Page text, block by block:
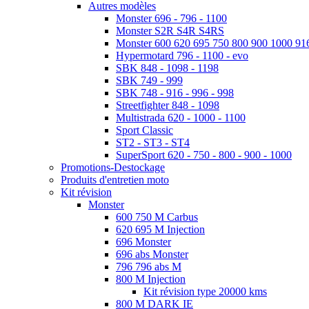
Autres modèles
Monster 696 - 796 - 1100
Monster S2R S4R S4RS
Monster 600 620 695 750 800 900 1000
Hypermotard 796 - 1100 - evo
SBK 848 - 1098 - 1198
SBK 749 - 999
SBK 748 - 916 - 996 - 998
Streetfighter 848 - 1098
Multistrada 620 - 1000 - 1100
Sport Classic
ST2 - ST3 - ST4
SuperSport 620 - 750 - 800 - 900 - 1000
Promotions-Destockage
Produits d'entretien moto
Kit révision
Monster
600 750 M Carbus
620 695 M Injection
696 Monster
696 abs Monster
796 796 abs M
800 M Injection
Kit révision type 20000 kms
800 M DARK IE